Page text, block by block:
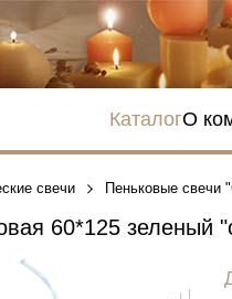
КаталогО
свечи Пеньковые свечи
60*125 зеленый